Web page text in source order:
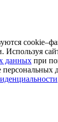
Используя
данных при